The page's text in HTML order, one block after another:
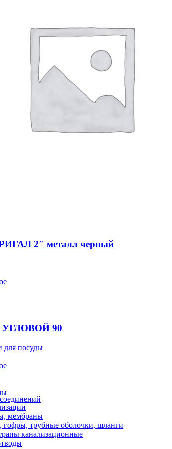
2″ металл черный
УГЛОВОЙ 90
для посуды
мембраны
трубные оболочки, шланги
канализационные